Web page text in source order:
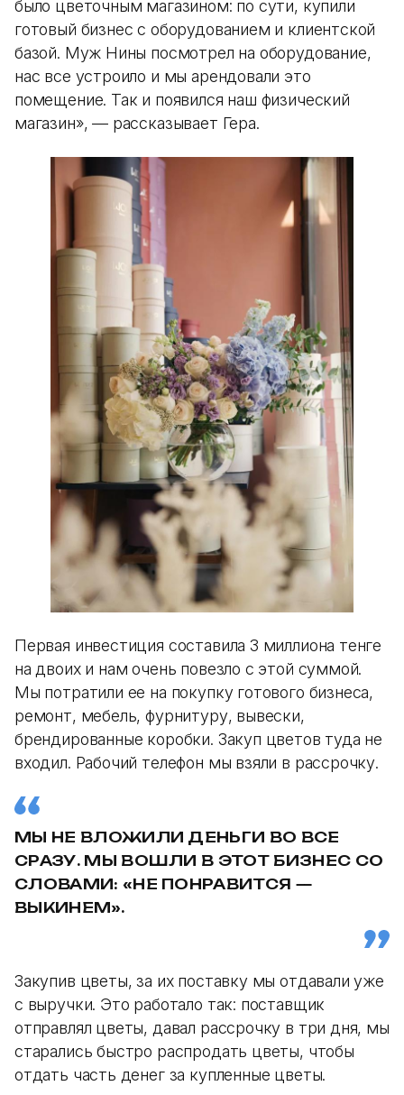
было цветочным магазином: по сути, купили
готовый бизнес с оборудованием и клиентской
базой. Муж Нины посмотрел на оборудование,
нас все устроило и мы арендовали это
помещение. Так и появился наш физический
магазин», — рассказывает Гера.
Первая инвестиция составила 3 миллиона тенге
на двоих и нам очень повезло с этой суммой.
Мы потратили ее на покупку готового бизнеса,
ремонт, мебель, фурнитуру, вывески,
брендированные коробки. Закуп цветов туда не
входил. Рабочий телефон мы взяли в рассрочку.
МЫ НЕ ВЛОЖИЛИ ДЕНЬГИ ВО ВСЕ
СРАЗУ. МЫ ВОШЛИ В ЭТОТ БИЗНЕС СО
СЛОВАМИ: «НЕ ПОНРАВИТСЯ —
ВЫКИНЕМ».
Закупив цветы, за их поставку мы отдавали уже
с выручки. Это работало так: поставщик
отправлял цветы, давал рассрочку в три дня, мы
старались быстро распродать цветы, чтобы
отдать часть денег за купленные цветы.